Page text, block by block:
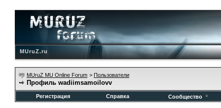
MUruZ.ru
MUruZ MU Online Forum > Пользователи
Профиль wadiimsamoilovv
Регистрация Справка Сообщество